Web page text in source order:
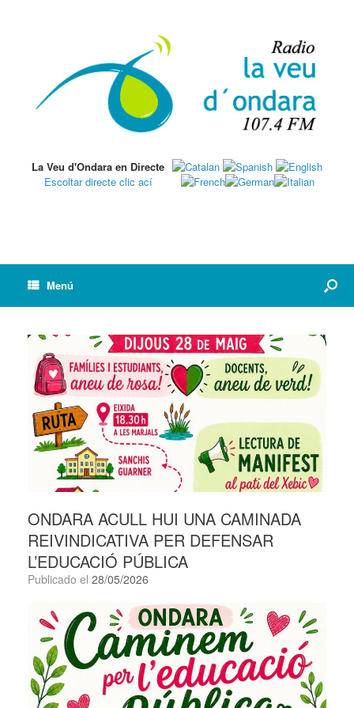
La Veu d'Ondara en Directe
Escoltar directe clic ací
Menú
ONDARA ACULL HUI UNA CAMINADA
REIVINDICATIVA PER DEFENSAR
L’EDUCACIÓ PÚBLICA
Publicado el 28/05/2026